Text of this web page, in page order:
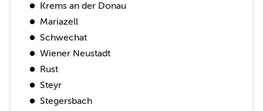
Krems an der Donau
Mariazell
Schwechat
Wiener Neustadt
Rust
Steyr
Stegersbach